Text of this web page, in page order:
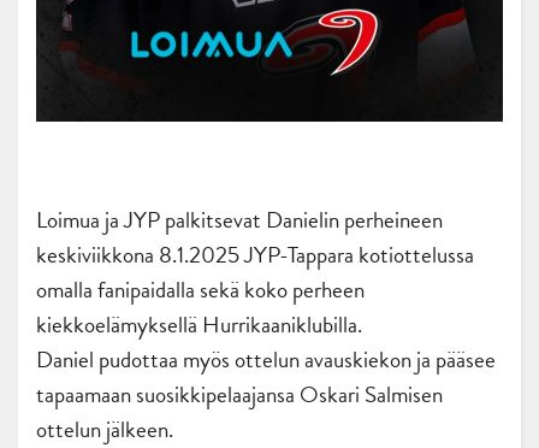
Loimua ja JYP palkitsevat Danielin perheineen
keskiviikkona 8.1.2025 JYP-Tappara kotiottelussa
omalla fanipaidalla sekä koko perheen
kiekkoelämyksellä Hurrikaaniklubilla.
Daniel pudottaa myös ottelun avauskiekon ja pääsee
tapaamaan suosikkipelaajansa Oskari Salmisen
ottelun jälkeen.